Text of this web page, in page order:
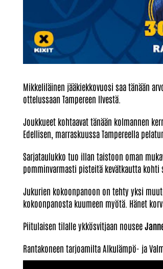
Mikkeliläinen jääkiekkovuosi saa tänään
ottelussaan Tampereen Ilvestä.
Joukkueet kohtaavat tänään kolmannen
Edellisen, marraskuussa Tampereella
Sarjataulukko tuo illan taistoon oman
pomminvarmasti pisteitä kevätkautta kohti
Jukurien kokoonpanoon on tehty yksi
kokoonpanosta kuumeen myötä. Hänet
Piitulaisen tilalle ykkösvitjaan nousee
Rantakoneen tarjoamilta Alkulämpö- ja